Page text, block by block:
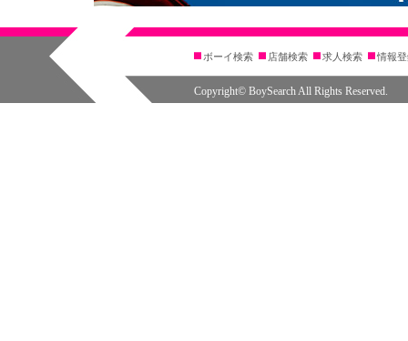
ボーイ検索 店舗検索 求人検索 情報
Copyright© BoySearch All Rights Reserved.